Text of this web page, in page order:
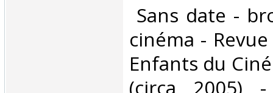
Sans date -
cinéma -
Enfants du
(circa 2005)